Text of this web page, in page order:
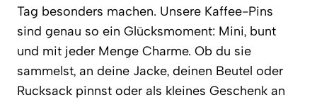
Tag besonders machen. Unsere Kaffee-Pins
sind genau so ein Glücksmoment: Mini, bunt
und mit jeder Menge Charme. Ob du sie
sammelst, an deine Jacke, deinen Beutel oder
Rucksack pinnst oder als kleines Geschenk an